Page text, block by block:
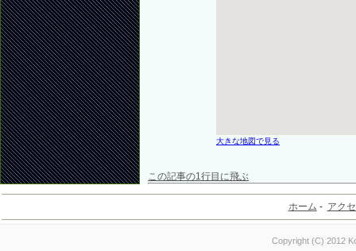
大きな地図で見る
この記事の1行目に飛ぶ
ホーム - アク
Copyright (C) 2012